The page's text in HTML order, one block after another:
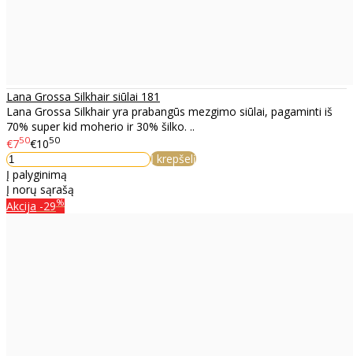
Lana Grossa Silkhair siūlai 181
Lana Grossa Silkhair yra prabangūs mezgimo siūlai, pagaminti iš
70% super kid moherio ir 30% šilko. ..
€750€1050
Į krepšelį
Į palyginimą
Į norų sąrašą
Akcija -29%